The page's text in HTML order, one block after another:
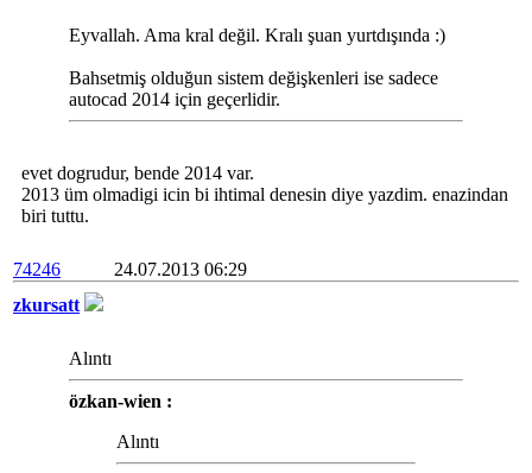
Eyvallah. Ama kral değil. Kralı şuan yurtdışında :)
Bahsetmiş olduğun sistem değişkenleri ise sadece
autocad 2014 için geçerlidir.
evet dogrudur, bende 2014 var.
2013 üm olmadigi icin bi ihtimal denesin diye yazdim. enazindan
biri tuttu.
74246
24.07.2013 06:29
zkursatt
Alıntı
özkan-wien :
Alıntı